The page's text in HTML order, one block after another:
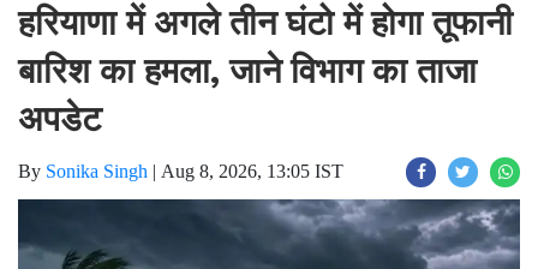
हरियाणा में अगले तीन घंटो में होगा तूफानी
बारिश का हमला, जाने विभाग का ताजा
अपडेट
By Sonika Singh | Aug 8, 2026, 13:05 IST